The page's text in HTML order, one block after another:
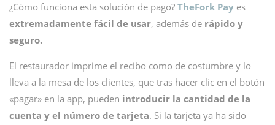
¿Cómo funciona esta solución de pago? TheFork Pay es
extremadamente fácil de usar, además de rápido y
seguro.
El restaurador imprime el recibo como de costumbre y lo
lleva a la mesa de los clientes, que tras hacer clic en el botón
«pagar» en la app, pueden introducir la cantidad de la
cuenta y el número de tarjeta. Si la tarjeta ya ha sido